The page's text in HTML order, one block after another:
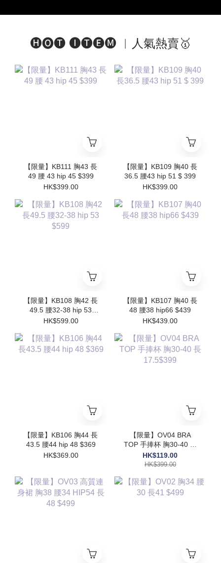
🅗🅞🅣 🅘🅣🅔🅜 ︱人氣熱賣🥇
【限量】KB111 胸43 長
49 腰 43 hip 45 $399
HK$399.00
【限量】KB109 胸40 長
36.5 腰43 hip 51 $ 399
HK$399.00
【限量】KB108 胸42 長
49.5 腰32-38 hip 53
$599
HK$599.00
【限量】KB107 胸40 長
48 腰38 hip66 $439
HK$439.00
【限量】KB106 胸44 長
43.5 腰44 hip 48 $369
HK$369.00
【限量】OV04 BRA
TOP 手捧杯 胸30-40 長
17.5$399
HK$119.00
HK$399.00